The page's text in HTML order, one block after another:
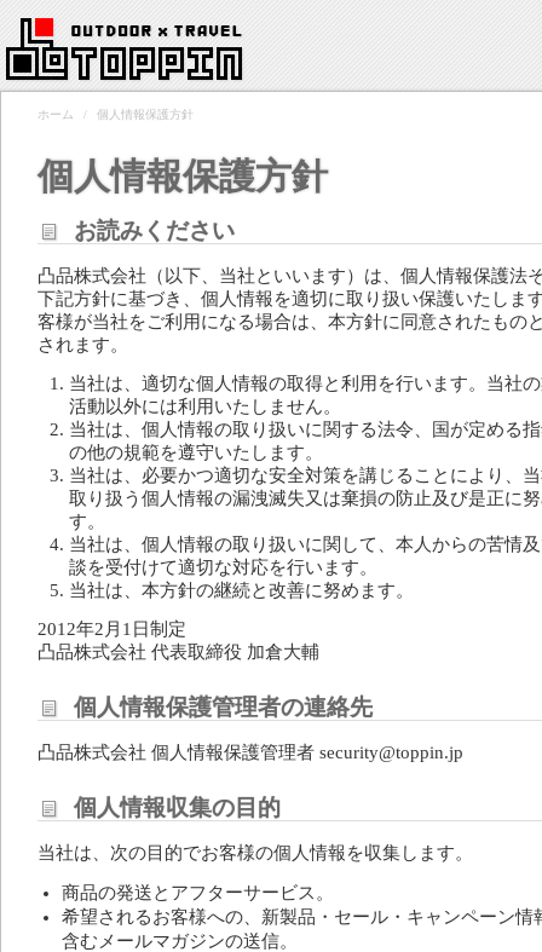
ホーム / 個人情報保護方針
個人情報保護方針
お読みください
凸品株式会社（以下、当社といいます）は、個人情報保護法
下記方針に基づき、個人情報を適切に取り扱い保護いたしま
客様が当社をご利用になる場合は、本方針に同意されたもの
されます。
当社は、適切な個人情報の取得と利用を行います。当社
活動以外には利用いたしません。
当社は、個人情報の取り扱いに関する法令、国が定める
の他の規範を遵守いたします。
当社は、必要かつ適切な安全対策を講じることにより、
取り扱う個人情報の漏洩滅失又は棄損の防止及び是正に
す。
当社は、個人情報の取り扱いに関して、本人からの苦情
談を受付けて適切な対応を行います。
当社は、本方針の継続と改善に努めます。
2012年2月1日制定
凸品株式会社 代表取締役 加倉大輔
個人情報保護管理者の連絡先
凸品株式会社 個人情報保護管理者 security@toppin.jp
個人情報収集の目的
当社は、次の目的でお客様の個人情報を収集します。
商品の発送とアフターサービス。
希望されるお客様への、新製品・セール・キャンペーン情
含むメールマガジンの送信。